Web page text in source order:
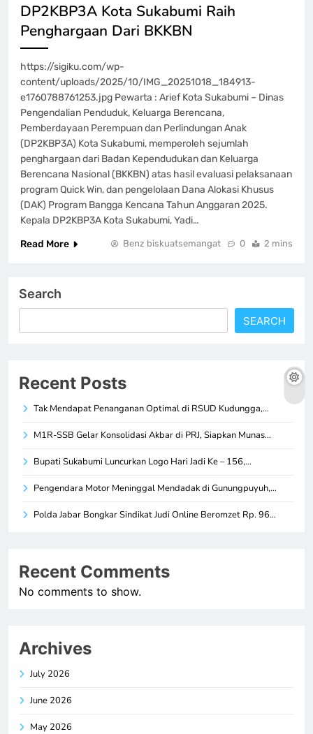
DP2KBP3A Kota Sukabumi Raih
Penghargaan Dari BKKBN
https://sigiku.com/wp-
content/uploads/2025/10/IMG_20251018_184913-
e1760788761253.jpg Pewarta : Arief Kota Sukabumi – Dinas
Pengendalian Penduduk, Keluarga Berencana,
Pemberdayaan Perempuan dan Perlindungan Anak
(DP2KBP3A) Kota Sukabumi, memperoleh sejumlah
penghargaan dari Badan Kependudukan dan Keluarga
Berencana Nasional (BKKBN) atas hasil evaluasi pelaksanaan
program Quick Win, dan pengelolaan Dana Alokasi Khusus
(DAK) Program Bangga Kencana Tahun Anggaran 2025.
Kepala DP2KBP3A Kota Sukabumi, Yadi…
Read More
Benz biskuatsemangat 0 2 mins
Search
SEARCH
Recent Posts
Tak Mendapat Penanganan Optimal di RSUD Kudungga,…
M1R-SSB Gelar Konsolidasi Akbar di PRJ, Siapkan Munas…
Bupati Sukabumi Luncurkan Logo Hari Jadi Ke – 156,…
Pengendara Motor Meninggal Mendadak di Gunungpuyuh,…
Polda Jabar Bongkar Sindikat Judi Online Beromzet Rp. 96…
Recent Comments
No comments to show.
Archives
July 2026
June 2026
May 2026